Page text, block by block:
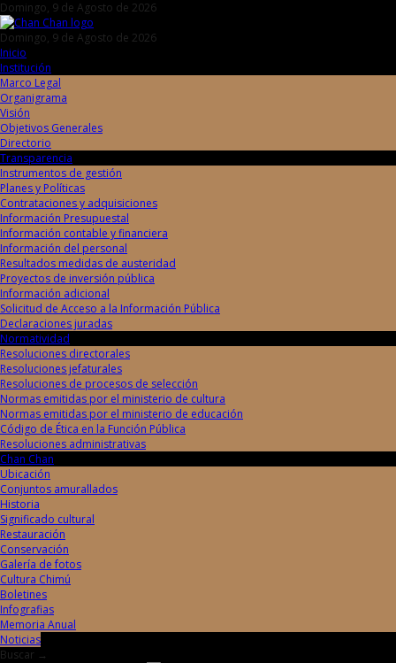
Domingo, 9 de Agosto de 2026
Domingo, 9 de Agosto de 2026
Inicio
Institución
Marco Legal
Organigrama
Visión
Objetivos Generales
Directorio
Transparencia
Instrumentos de gestión
Planes y Políticas
Contrataciones y adquisiciones
Información Presupuestal
Información contable y financiera
Información del personal
Resultados medidas de austeridad
Proyectos de inversión pública
Información adicional
Solicitud de Acceso a la Información Pública
Declaraciones juradas
Normatividad
Resoluciones directorales
Resoluciones jefaturales
Resoluciones de procesos de selección
Normas emitidas por el ministerio de cultura
Normas emitidas por el ministerio de educación
Código de Ética en la Función Pública
Resoluciones administrativas
Chan Chan
Ubicación
Conjuntos amurallados
Historia
Significado cultural
Restauración
Conservación
Galería de fotos
Cultura Chimú
Boletines
Infografias
Memoria Anual
Noticias
Buscar →